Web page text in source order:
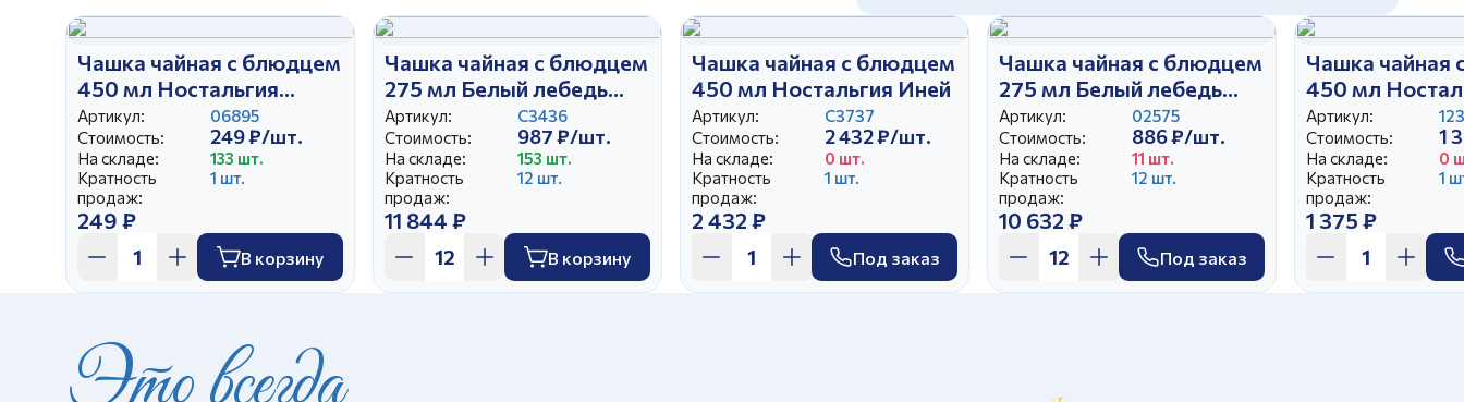
Чашка чайная с блюдцем
450 мл Ностальгия
Оливки
Артикул:
06895
Стоимость:
249 ₽/шт.
На складе:
133 шт.
Кратность
продаж:
1 шт.
249 ₽
В корзину
Чашка чайная с блюдцем
275 мл Белый лебедь
Розовая сирень
Артикул:
С3436
Стоимость:
987 ₽/шт.
На складе:
153 шт.
Кратность
продаж:
12 шт.
11 844 ₽
В корзину
Чашка чайная с блюдцем
450 мл Ностальгия Иней
Артикул:
С3737
Стоимость:
2 432 ₽/шт.
На складе:
0 шт.
Кратность
продаж:
1 шт.
2 432 ₽
Под заказ
Чашка чайная с блюдцем
275 мл Белый лебедь
Прогулка в усадьбе
Артикул:
02575
Стоимость:
886 ₽/шт.
На складе:
11 шт.
Кратность
продаж:
12 шт.
10 632 ₽
Под заказ
Чашка чайная
450 мл
Чайная
Артикул:
Стоимость:
1
На складе:
0
Кратность
продаж:
1
1 375 ₽